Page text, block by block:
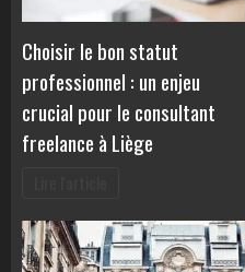
Choisir le bon statut
professionnel : un enjeu
crucial pour le consultant
freelance à Liège